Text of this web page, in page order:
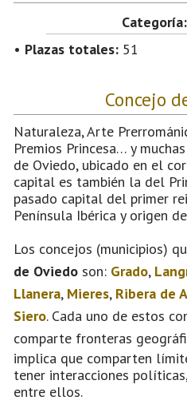
Categoría:
• Plazas totales: 51
Concejo
Naturaleza, Arte
Premios Princesa… y
de Oviedo, ubicado en el
capital es también la del
pasado capital del primer
Península Ibérica y origen
Los concejos (municipios)
de Oviedo son: Grado,
Llanera, Mieres, Ribera de
Siero. Cada uno de estos
comparte fronteras
implica que comparten
tener interacciones
entre ellos.